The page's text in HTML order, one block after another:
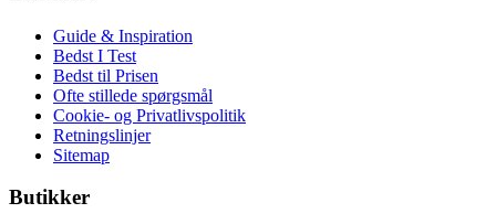
Guide & Inspiration
Bedst I Test
Bedst til Prisen
Ofte stillede spørgsmål
Cookie- og Privatlivspolitik
Retningslinjer
Sitemap
Butikker